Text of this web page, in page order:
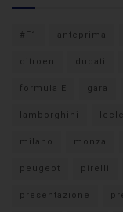
#F1 anteprima
citroen ducati
formula E gara
lamborghini
milano monza
peugeot pirelli
presentazione